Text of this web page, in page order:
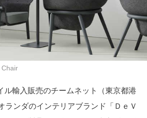
Chair
輸入販売のチームネット（東京都港
ランダのインテリアブランド「ＤｅＶ